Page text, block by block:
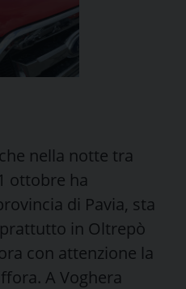
nella notte tra
ottobre ha
di Pavia, sta
in Oltrepò
con attenzione la
A Voghera